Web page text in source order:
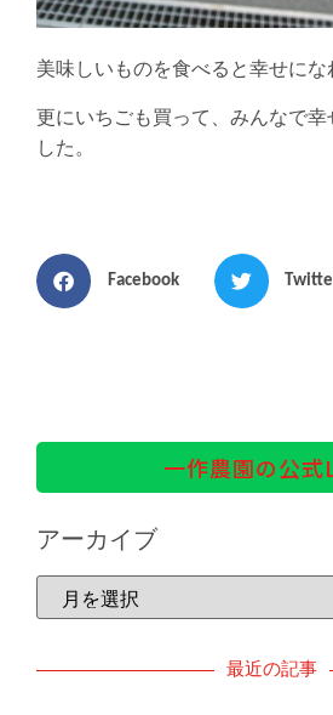
美味しいものを食べると幸せにな
更にいちごも買って、みんなで幸
した。
Facebook
一作農園の公式
アーカイブ
最近の記事